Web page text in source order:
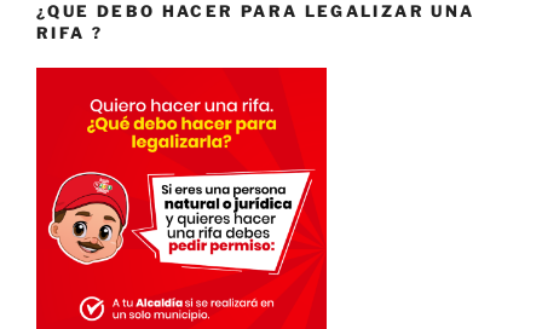
¿QUE DEBO HACER PARA LEGALIZAR UNA
RIFA ?